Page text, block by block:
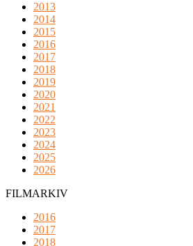
2013
2014
2015
2016
2017
2018
2019
2020
2021
2022
2023
2024
2025
2026
FILMARKIV
2016
2017
2018